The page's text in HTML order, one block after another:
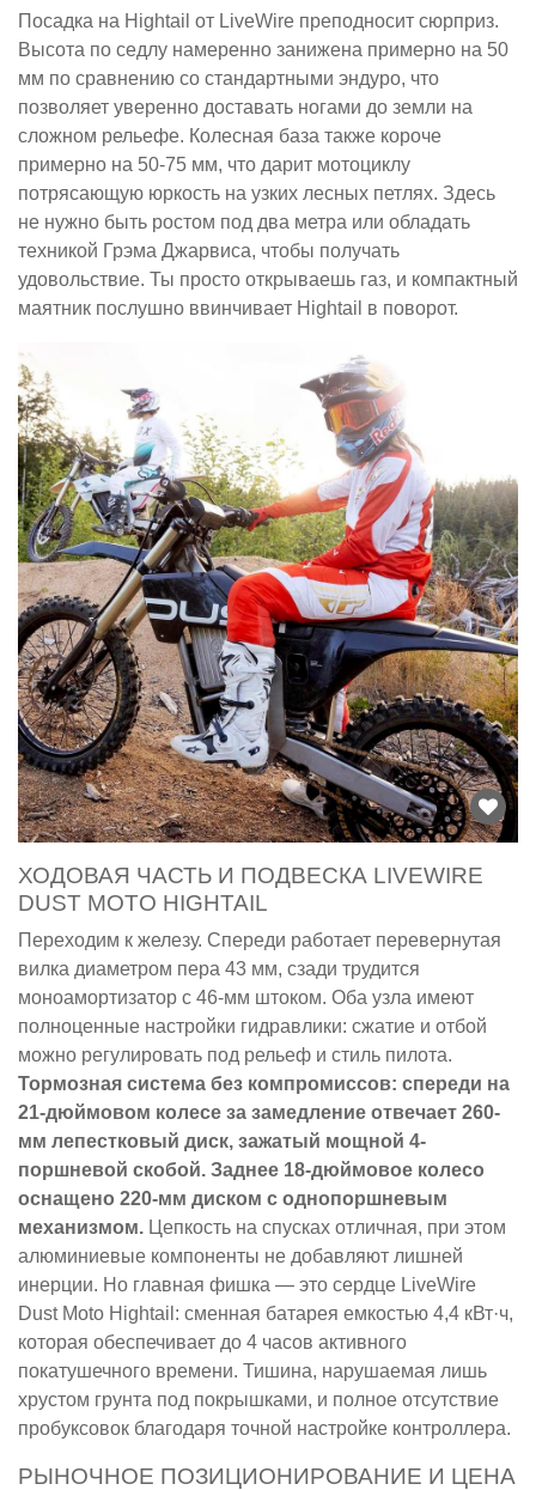
Посадка на Hightail от LiveWire преподносит сюрприз.
Высота по седлу намеренно занижена примерно на 50
мм по сравнению со стандартными эндуро, что
позволяет уверенно доставать ногами до земли на
сложном рельефе. Колесная база также короче
примерно на 50-75 мм, что дарит мотоциклу
потрясающую юркость на узких лесных петлях. Здесь
не нужно быть ростом под два метра или обладать
техникой Грэма Джарвиса, чтобы получать
удовольствие. Ты просто открываешь газ, и компактный
маятник послушно ввинчивает Hightail в поворот.
ХОДОВАЯ ЧАСТЬ И ПОДВЕСКА LIVEWIRE
DUST MOTO HIGHTAIL
Переходим к железу. Спереди работает перевернутая
вилка диаметром пера 43 мм, сзади трудится
моноамортизатор с 46-мм штоком. Оба узла имеют
полноценные настройки гидравлики: сжатие и отбой
можно регулировать под рельеф и стиль пилота.
Тормозная система без компромиссов: спереди на
21-дюймовом колесе за замедление отвечает 260-
мм лепестковый диск, зажатый мощной 4-
поршневой скобой. Заднее 18-дюймовое колесо
оснащено 220-мм диском с однопоршневым
механизмом. Цепкость на спусках отличная, при этом
алюминиевые компоненты не добавляют лишней
инерции. Но главная фишка — это сердце LiveWire
Dust Moto Hightail: сменная батарея емкостью 4,4 кВт·ч,
которая обеспечивает до 4 часов активного
покатушечного времени. Тишина, нарушаемая лишь
хрустом грунта под покрышками, и полное отсутствие
пробуксовок благодаря точной настройке контроллера.
РЫНОЧНОЕ ПОЗИЦИОНИРОВАНИЕ И ЦЕНА